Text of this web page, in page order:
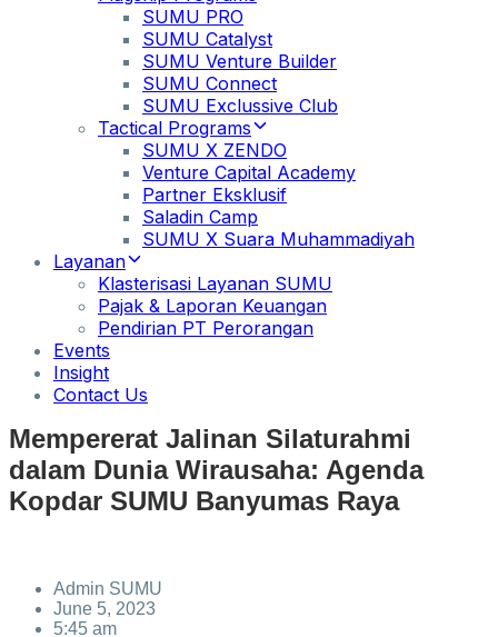
SUMU PRO
SUMU Catalyst
SUMU Venture Builder
SUMU Connect
SUMU Exclussive Club
Tactical Programs
SUMU X ZENDO
Venture Capital Academy
Partner Eksklusif
Saladin Camp
SUMU X Suara Muhammadiyah
Layanan
Klasterisasi Layanan SUMU
Pajak & Laporan Keuangan
Pendirian PT Perorangan
Events
Insight
Contact Us
Mempererat Jalinan Silaturahmi
dalam Dunia Wirausaha: Agenda
Kopdar SUMU Banyumas Raya
Admin SUMU
June 5, 2023
5:45 am